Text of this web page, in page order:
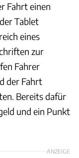
Fahrt einen
Tablet
eines
zur
Fahrer
der Fahrt
Bereits dafür
und ein Punkt
ANZEIGE